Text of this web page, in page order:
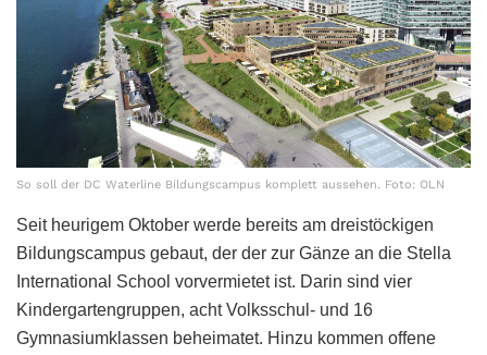
So soll der DC Waterline Bildungscampus komplett aussehen. Foto: OLN
Seit heurigem Oktober werde bereits am dreistöckigen
Bildungscampus gebaut, der der zur Gänze an die Stella
International School vorvermietet ist. Darin sind vier
Kindergartengruppen, acht Volksschul- und 16
Gymnasiumklassen beheimatet. Hinzu kommen offene